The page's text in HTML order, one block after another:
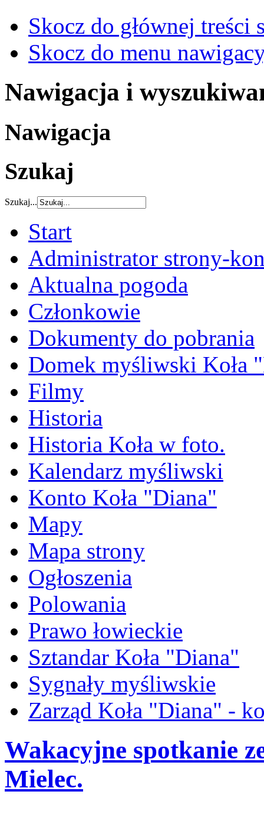
Skocz do głównej treści
Skocz do menu
Nawigacja i
Nawigacja
Szukaj
Szukaj...
Start
Administrator strony-
Aktualna pogoda
Członkowie
Dokumenty do pobrania
Domek myśliwski Koła
Filmy
Historia
Historia Koła w foto.
Kalendarz myśliwski
Konto Koła "Diana"
Mapy
Mapa strony
Ogłoszenia
Polowania
Prawo łowieckie
Sztandar Koła "Diana"
Sygnały myśliwskie
Zarząd Koła "Diana" -
Wakacyjne spotkanie
Mielec.